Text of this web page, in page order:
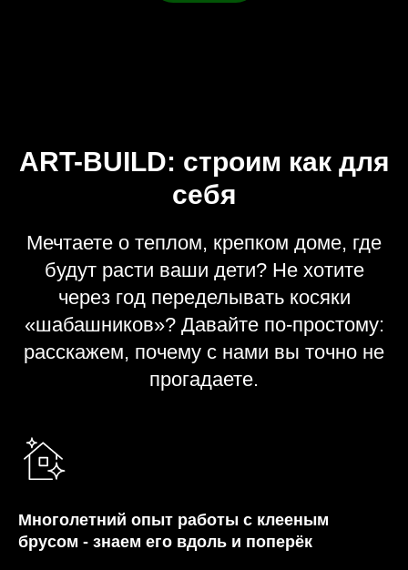
ART-BUILD: строим как для
себя
Мечтаете о теплом, крепком доме, где
будут расти ваши дети? Не хотите
через год переделывать косяки
«шабашников»? Давайте по-простому:
расскажем, почему с нами вы точно не
прогадаете.
Многолетний опыт работы с клееным
брусом - знаем его вдоль и поперёк